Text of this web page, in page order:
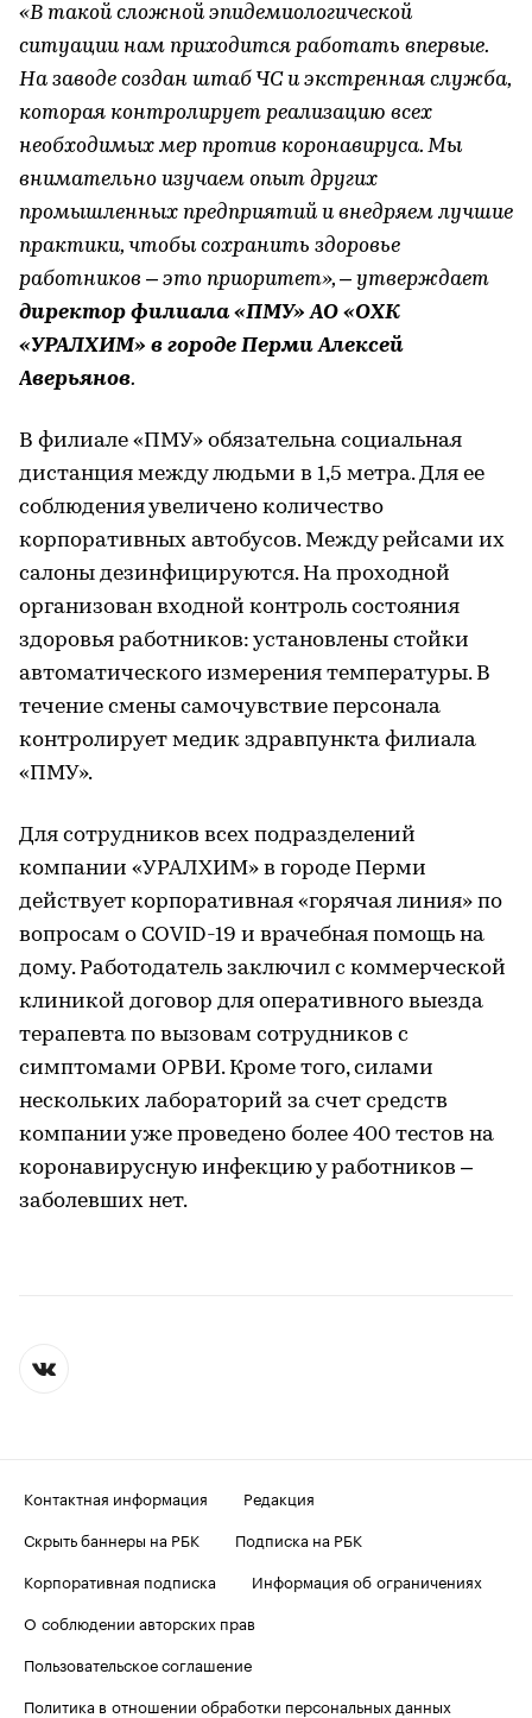
«В такой сложной эпидемиологической
ситуации нам приходится работать впервые.
На заводе создан штаб ЧС и экстренная служба,
которая контролирует реализацию всех
необходимых мер против коронавируса. Мы
внимательно изучаем опыт других
промышленных предприятий и внедряем лучшие
практики, чтобы сохранить здоровье
работников – это приоритет», – утверждает
директор филиала «ПМУ» АО «ОХК
«УРАЛХИМ» в городе Перми Алексей
Аверьянов.
В филиале «ПМУ» обязательна социальная
дистанция между людьми в 1,5 метра. Для ее
соблюдения увеличено количество
корпоративных автобусов. Между рейсами их
салоны дезинфицируются. На проходной
организован входной контроль состояния
здоровья работников: установлены стойки
автоматического измерения температуры. В
течение смены самочувствие персонала
контролирует медик здравпункта филиала
«ПМУ».
Для сотрудников всех подразделений
компании «УРАЛХИМ» в городе Перми
действует корпоративная «горячая линия» по
вопросам о COVID-19 и врачебная помощь на
дому. Работодатель заключил с коммерческой
клиникой договор для оперативного выезда
терапевта по вызовам сотрудников с
симптомами ОРВИ. Кроме того, силами
нескольких лабораторий за счет средств
компании уже проведено более 400 тестов на
коронавирусную инфекцию у работников –
заболевших нет.
Контактная информация
Редакция
Скрыть баннеры на РБК
Подписка на РБК
Корпоративная подписка
Информация об ограничениях
О соблюдении авторских прав
Пользовательское соглашение
Политика в отношении обработки персональных данных